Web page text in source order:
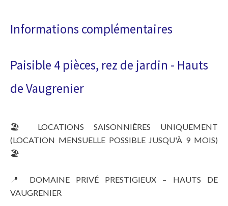
Informations complémentaires
Paisible 4 pièces, rez de jardin - Hauts
de Vaugrenier
🏖️ LOCATIONS SAISONNIÈRES UNIQUEMENT
(LOCATION MENSUELLE POSSIBLE JUSQU'À 9 MOIS)
🏖️
📍 DOMAINE PRIVÉ PRESTIGIEUX – HAUTS DE
VAUGRENIER